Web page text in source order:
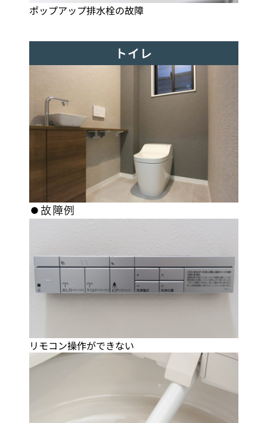
ポップアップ排水栓の故障
トイレ
⚫︎故障例
リモコン操作ができない